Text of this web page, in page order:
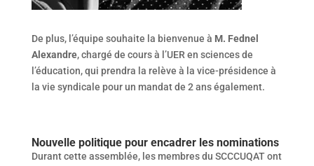
De plus, l’équipe souhaite la bienvenue à M. Fednel
Alexandre, chargé de cours à l’UER en sciences de
l’éducation, qui prendra la relève à la vice-présidence à
la vie syndicale pour un mandat de 2 ans également.
Nouvelle politique pour encadrer les nominations
Durant cette assemblée, les membres du SCCCUQAT ont